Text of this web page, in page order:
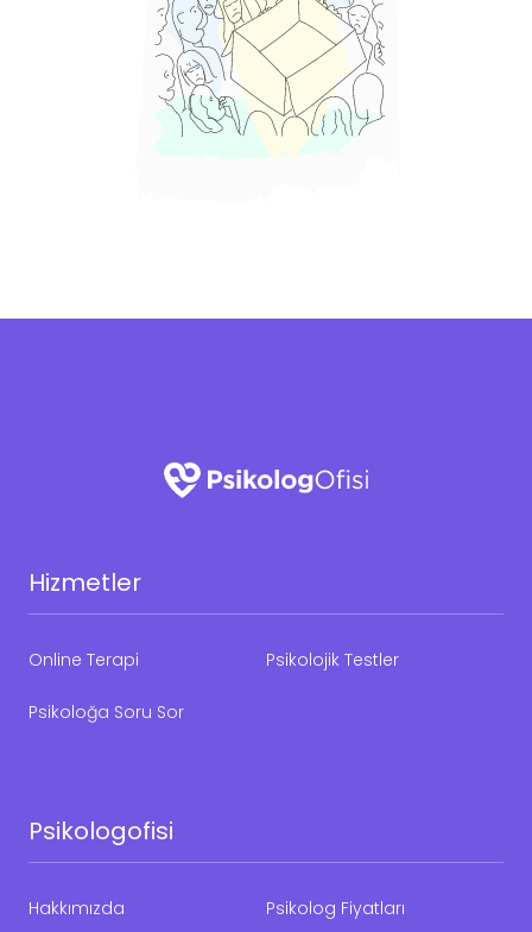
Hizmetler
Online Terapi Psikolojik Testler
Psikoloğa Soru Sor
Psikologofisi
Hakkımızda Psikolog Fiyatları